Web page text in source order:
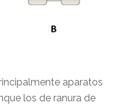
aparatos
los de ranura de